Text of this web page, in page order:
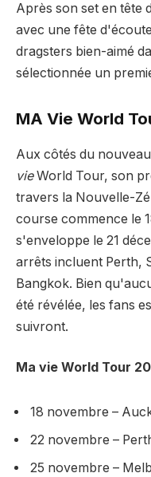
Après son set en tête
avec une fête
dragsters bien-aimé
sélectionnée un
MA Vie World
Aux côtés du
vieWorld Tour, son
travers la Nouvelle-
course commence le
s'enveloppe le 21
arrêts incluent Perth,
Bangkok. Bien
été révélée, les fans
suivront.
Ma vie World Tour
18 novembre –
22 novembre –
25 novembre –